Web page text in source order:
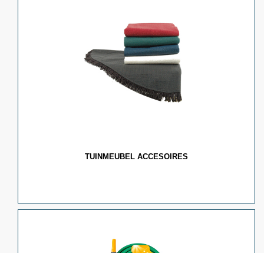
TUINMEUBEL ACCESOIRES